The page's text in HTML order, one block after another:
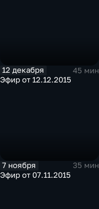
12 декабря
45 мин
Эфир от 12.12.2015
7 ноября
35 мин
Эфир от 07.11.2015